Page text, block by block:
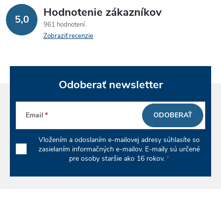
d
a
k
5,0 Hodnotenie zákazníkov
961 hodnotení
Zobraziť recenzie
Odoberať newsletter
Email
Vložením a odoslaním e-mailovej adresy súhlasíte so
zasielaním informačných e-mailov. E-maily sú určené
pre osoby staršie ako 16 rokov.
ODOBERAŤ